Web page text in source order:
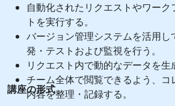
自動化されたリクエストやワーク
トを実行する。
バージョン管理システムを活用し
発・テストおよび監視を行う。
リクエスト内で動的なデータを生
チーム全体で閲覧できるよう、コ
内容を整理・記録する。
講座の形式